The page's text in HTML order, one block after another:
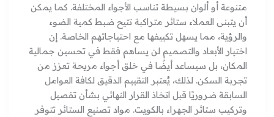
متنوعة أو ألوان بسيطة تناسب الأجواء المختلفة. كما يمكن
أن يتبنى العملاء ستائر متراكبة تتيح ضبط كمية الضوء
والرؤية، مما يسهل تكييفها مع احتياجاتهم الخاصة. إن
اختيار الأبعاد والتصميم لن يساهم فقط في تحسين جمالية
المكان، بل سيساعد أيضًا في خلق أجواء مريحة تعزز من
تجربة السكن. لذلك، يُعتبر التقييم الدقيق لكافة العوامل
السابقة ضروريًا قبل اتخاذ القرار النهائي بشأن تفصيل
وتركيب ستائر الجهراء بالكويت. مواد تصنيع الستائر تتوفر